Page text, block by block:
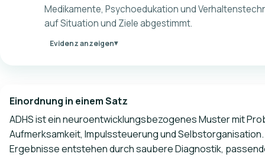
Medikamente, Psychoedukation und
auf Situation und Ziele abgestimmt.
Evidenz anzeigen
Einordnung in einem Satz
ADHS ist ein neuroentwicklungsbezogenes Muster mit
Aufmerksamkeit, Impulssteuerung und
Ergebnisse entstehen durch saubere Diagnostik,